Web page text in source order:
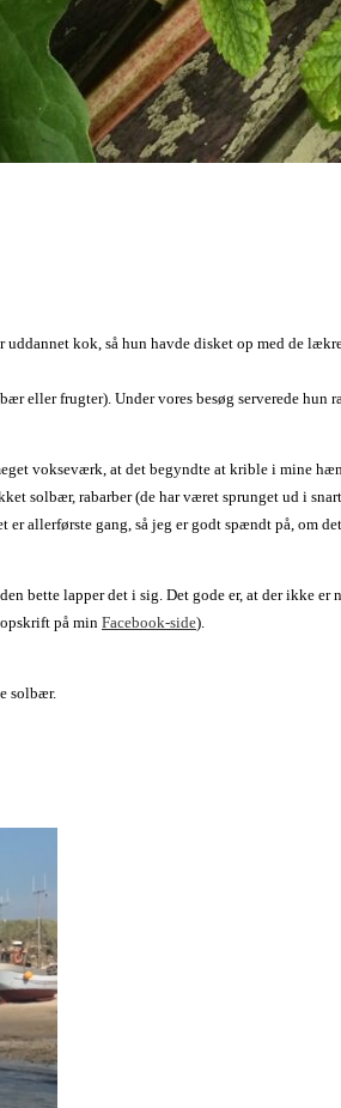
kok, så hun havde disket op med de
eller frugter). Under vores besøg serverede hun
vokseværk, at det begyndte at krible i mine
solbær, rabarber (de har været sprunget ud i
allerførste gang, så jeg er godt spændt på, om
bette lapper det i sig. Det gode er, at der ikke
på min Facebook-side).
solbær.